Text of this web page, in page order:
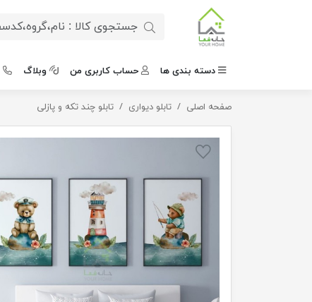
دسته بندی ها حساب کاربری من وبلاگ
صفحه اصلی تابلو دیواری تابلو چند تکه و پازلی تابلو کودکانه خرس ناخدا